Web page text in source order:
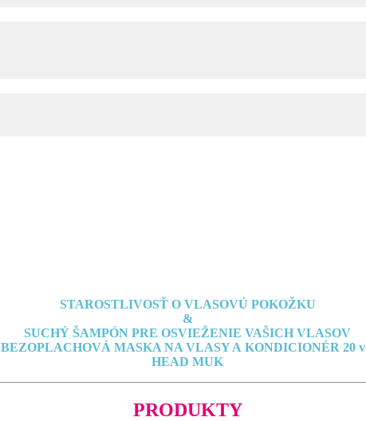
STAROSTLIVOSŤ O VLASOVÚ POKOŽKU
&
SUCHÝ ŠAMPÓN PRE OSVIEŽENIE VAŠICH VLASOV
BEZOPLACHOVÁ MASKA NA VLASY A KONDICIONÉR 20 v
HEAD MUK
PRODUKTY